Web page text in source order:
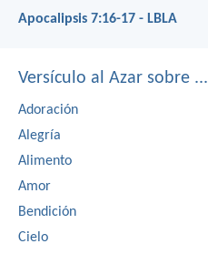
Apocalipsis 7:16-17 - LBLA
Versículo al Azar sobre ...
Adoración
Alegría
Alimento
Amor
Bendición
Cielo